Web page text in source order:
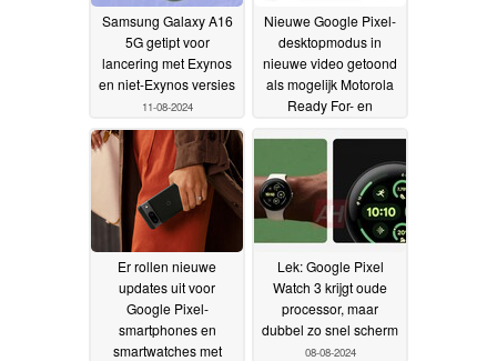
Samsung Galaxy A16
5G getipt voor
lancering met Exynos
en niet-Exynos versies
11-08-2024
Nieuwe Google Pixel-
desktopmodus in
nieuwe video getoond
als mogelijk Motorola
Ready For- en
alternatief
Er rollen nieuwe
updates uit voor
Google Pixel-
smartphones en
smartwatches met
Lek: Google Pixel
Watch 3 krijgt oude
processor, maar
dubbel zo snel scherm
08-08-2024